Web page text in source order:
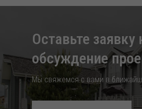
Оставьте заявку
обcуждение
Мы свяжемся с вами в